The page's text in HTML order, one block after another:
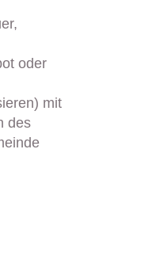
oder
mit
des